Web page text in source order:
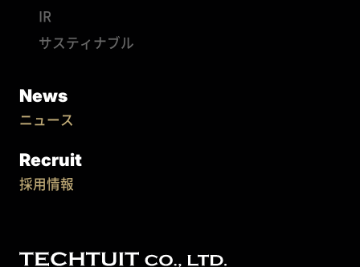
IR
サスティナブル
News
ニュース
Recruit
採用情報